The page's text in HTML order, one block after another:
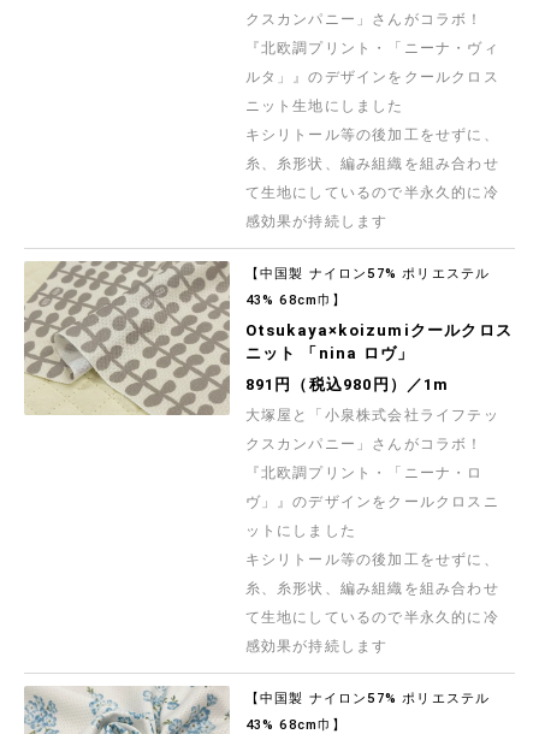
クスカンパニー」さんがコラボ！
『北欧調プリント・「ニーナ・ヴィ
ルタ」』のデザインをクールクロス
ニット生地にしました
キシリトール等の後加工をせずに、
糸、糸形状、編み組織を組み合わせ
て生地にしているので半永久的に冷
感効果が持続します
【中国製 ナイロン57% ポリエステル
43% 68cm巾】
Otsukaya×koizumiクールクロス
ニット 「nina ロヴ」
891円（税込980円）／1m
大塚屋と「小泉株式会社ライフテッ
クスカンパニー」さんがコラボ！
『北欧調プリント・「ニーナ・ロ
ヴ」』のデザインをクールクロスニ
ットにしました
キシリトール等の後加工をせずに、
糸、糸形状、編み組織を組み合わせ
て生地にしているので半永久的に冷
感効果が持続します
【中国製 ナイロン57% ポリエステル
43% 68cm巾】